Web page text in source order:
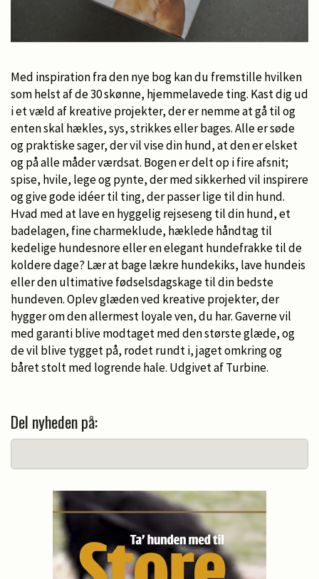
Med inspiration fra den nye bog kan du fremstille hvilken
som helst af de 30 skønne, hjemmelavede ting. Kast dig ud
i et væld af kreative projekter, der er nemme at gå til og
enten skal hækles, sys, strikkes eller bages. Alle er søde
og praktiske sager, der vil vise din hund, at den er elsket
og på alle måder værdsat. Bogen er delt op i fire afsnit;
spise, hvile, lege og pynte, der med sikkerhed vil inspirere
og give gode idéer til ting, der passer lige til din hund.
Hvad med at lave en hyggelig rejseseng til din hund, et
badelagen, fine charmeklude, hæklede håndtag til
kedelige hundesnore eller en elegant hundefrakke til de
koldere dage? Lær at bage lækre hundekiks, lave hundeis
eller den ultimative fødselsdagskage til din bedste
hundeven. Oplev glæden ved kreative projekter, der
hygger om den allermest loyale ven, du har. Gaverne vil
med garanti blive modtaget med den største glæde, og
de vil blive tygget på, rodet rundt i, jaget omkring og
båret stolt med logrende hale. Udgivet af Turbine.
Del nyheden på: